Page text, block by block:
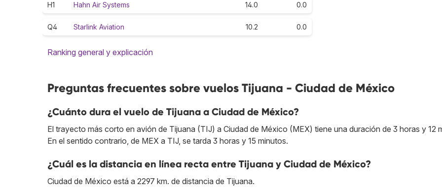
H1 Hahn Air Systems 14.0 0.0
Q4 Starlink Aviation 10.2 0.0
Ranking general y explicación
Preguntas frecuentes sobre vuelos Tijuana - Ciudad de México
¿Cuánto dura el vuelo de Tijuana a Ciudad de México?
El trayecto más corto en avión de Tijuana (TIJ) a Ciudad de México (MEX) tiene una duración de 3 horas y 12
En el sentido contrario, de MEX a TIJ, se tarda 3 horas y 15 minutos.
¿Cuál es la distancia en línea recta entre Tijuana y Ciudad de México?
Ciudad de México está a 2297 km. de distancia de Tijuana.